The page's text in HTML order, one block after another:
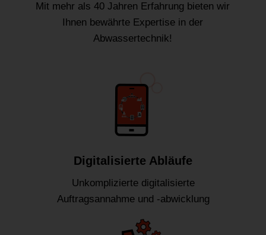
Mit mehr als 40 Jahren Erfahrung bieten wir
Ihnen bewährte Expertise in der
Abwassertechnik!
Digitalisierte Abläufe
Unkomplizierte digitalisierte
Auftragsannahme und -abwicklung